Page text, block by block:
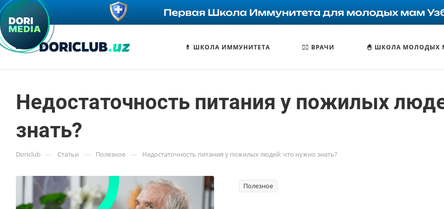
💊 ШКОЛА ИММУНИТЕТА 🧑‍⚕️ ВРАЧИ 🐣 ШКОЛА МОЛОДЫХ
Недостаточность питания у пожилых
знать?
Doriclub — Статьи — Полезное — Недостаточность питания у пожилых людей: что нужно знать?
Полезное